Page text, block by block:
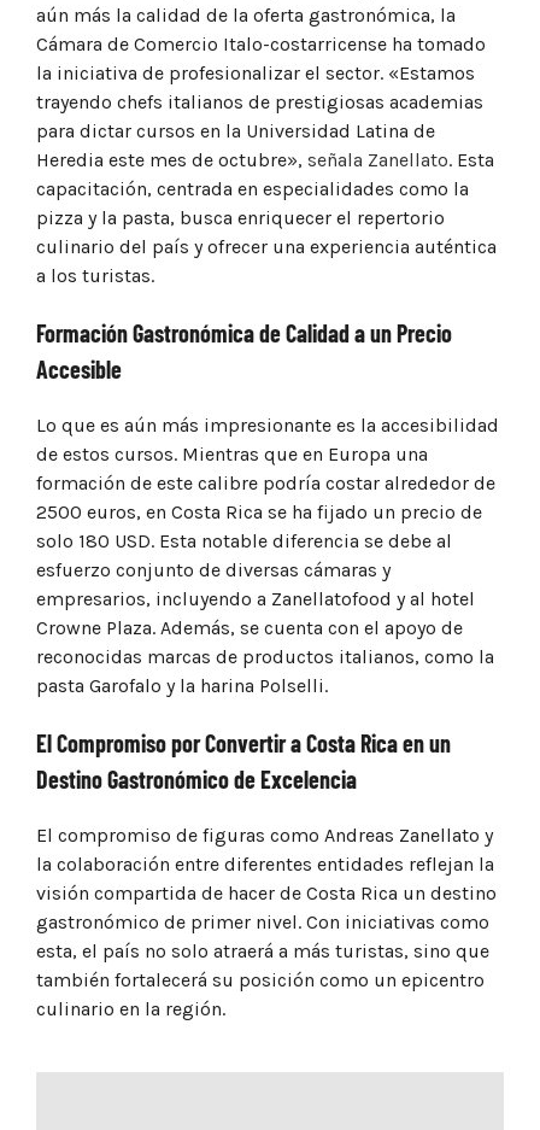
aún más la calidad de la oferta gastronómica, la
Cámara de Comercio Italo-costarricense ha tomado
la iniciativa de profesionalizar el sector. «Estamos
trayendo chefs italianos de prestigiosas academias
para dictar cursos en la Universidad Latina de
Heredia este mes de octubre», señala Zanellato. Esta
capacitación, centrada en especialidades como la
pizza y la pasta, busca enriquecer el repertorio
culinario del país y ofrecer una experiencia auténtica
a los turistas.
Formación Gastronómica de Calidad a un Precio
Accesible
Lo que es aún más impresionante es la accesibilidad
de estos cursos. Mientras que en Europa una
formación de este calibre podría costar alrededor de
2500 euros, en Costa Rica se ha fijado un precio de
solo 180 USD. Esta notable diferencia se debe al
esfuerzo conjunto de diversas cámaras y
empresarios, incluyendo a Zanellatofood y al hotel
Crowne Plaza. Además, se cuenta con el apoyo de
reconocidas marcas de productos italianos, como la
pasta Garofalo y la harina Polselli.
El Compromiso por Convertir a Costa Rica en un
Destino Gastronómico de Excelencia
El compromiso de figuras como Andreas Zanellato y
la colaboración entre diferentes entidades reflejan la
visión compartida de hacer de Costa Rica un destino
gastronómico de primer nivel. Con iniciativas como
esta, el país no solo atraerá a más turistas, sino que
también fortalecerá su posición como un epicentro
culinario en la región.